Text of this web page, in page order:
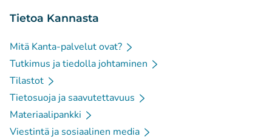
Tietoa Kannasta
Mitä Kanta-palvelut ovat?
Tutkimus ja tiedolla johtaminen
Tilastot
Tietosuoja ja saavutettavuus
Materiaalipankki
Viestintä ja sosiaalinen media